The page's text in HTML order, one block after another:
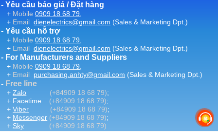
- Yêu cầu báo giá / Đặt hàng
+ Mobile 0909 18 68 79
+ Email dienelectrics@gmail.com (Sales & Marketing Dpt.)
- Yêu cầu hỗ trợ
+ Mobile 0909 18 68 79
+ Email dienelectrics@gmail.com (Sales & Marketing Dpt.)
- For Manufacturers and Suppliers
+ Mobile 0909 18 68 79
+ Email purchasing.anhty@gmail.com (Sales & Marketing Dpt.)
- Free line
+Zalo (+84909 18 68 79);
+ Facetime (+84909 18 68 79);
+Viber (+84909 18 68 79);
+ Messenger (+84909 18 68 79);
+ Sky (+84909 18 68 79)